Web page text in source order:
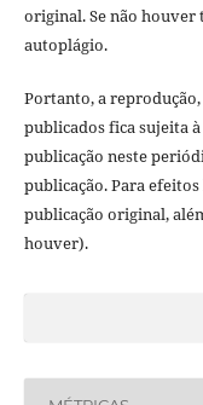
original. Se não houver
autoplágio.
Portanto, a
publicados fica sujeita
publicação neste
publicação. Para
publicação original,
houver).